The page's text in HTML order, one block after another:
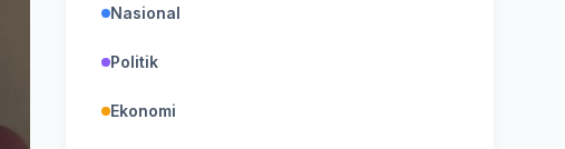
Nasional
Politik
Ekonomi